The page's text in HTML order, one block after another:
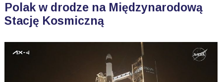
Polak w drodze na Międzynarodową
Stację Kosmiczną